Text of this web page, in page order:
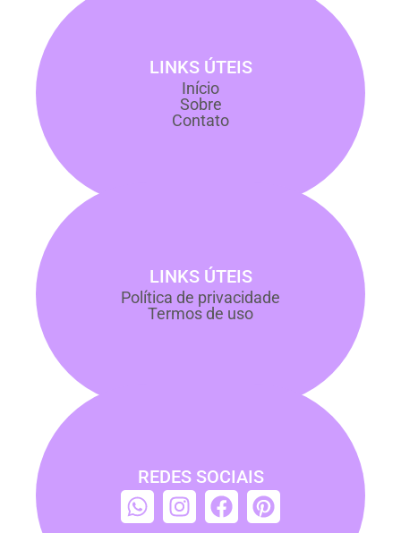
LINKS ÚTEIS
Início
Sobre
Contato
LINKS ÚTEIS
Política de privacidade
Termos de uso
REDES SOCIAIS